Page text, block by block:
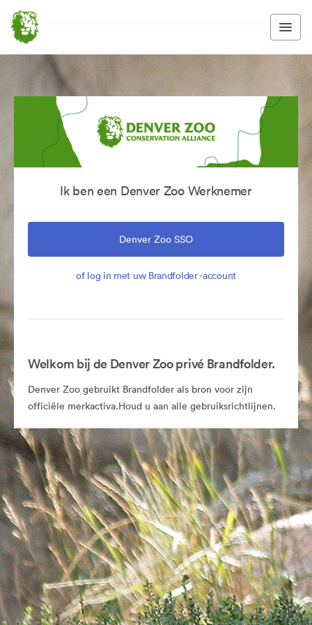
Ik ben een Denver Zoo Werknemer
Denver Zoo SSO
of log in met uw Brandfolder -account
Welkom bij de Denver Zoo privé Brandfolder.
Denver Zoo gebruikt Brandfolder als bron voor zijn
officiële merkactiva.Houd u aan alle gebruiksrichtlijnen.